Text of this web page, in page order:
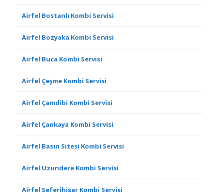
Airfel Bostanlı Kombi Servisi
Airfel Bozyaka Kombi Servisi
Airfel Buca Kombi Servisi
Airfel Çeşme Kombi Servisi
Airfel Çamdibi Kombi Servisi
Airfel Çankaya Kombi Servisi
Airfel Basın Sitesi Kombi Servisi
Airfel Uzundere Kombi Servisi
Airfel Seferihisar Kombi Servisi